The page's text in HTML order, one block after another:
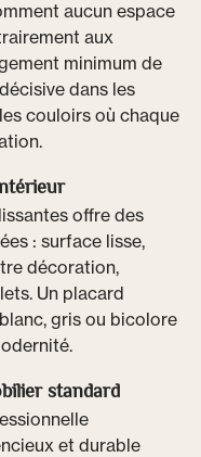
aucun espace
aux
minimum de
dans les
couloirs où chaque
offre des
: surface lisse,
décoration,
Un placard
gris ou bicolore
standard
et durable